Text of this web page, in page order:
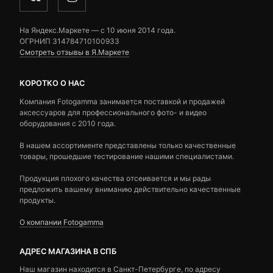
На Яндекс.Маркете — c 10 июня 2014 года.
ОГРНИП 314784710100933
Смотреть отзывы в Я.Маркете
КОРОТКО О НАС
Компания Fotogamma занимается поставкой и продажей
аксессуаров для профессионального фото- и видео
оборудования с 2010 года.
В нашем ассортименте представлены только качественные
товары, прошедшие тестирование нашими специалистами.
Продукция плохого качества отсеивается и мы рады
предложить вашему вниманию действительно качественные
продукты.
О компании Fotogamma
АДРЕС МАГАЗИНА В СПБ
Наш магазин находится в Санкт-Петербурге, по адресу